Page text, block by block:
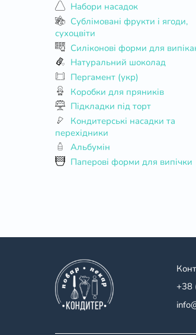
Набори насадок
сухоцвіти
Силіконові форми для
Натуральний шоколад
Пергамент (укр)
Коробки для пряників
Підкладки під торт
перехідники
Альбумін
Паперові форми для випічки
+38